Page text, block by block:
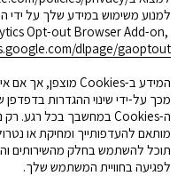
למנוע משימוש במידע שלך על ידי
Opt-out Browser Add-on,
dlpage/gaoptout
המידע ב-Cookies מוצפן, אך אם
מכך על-ידי שינוי ההגדרות
ה-Cookies במחשבך בכל רגע. רק
מותאם להעדפותייך ומחיקת או
תוכל להשתמש בחלק מהשירותים
לפגיעה בחוויית המשתמש שלך.